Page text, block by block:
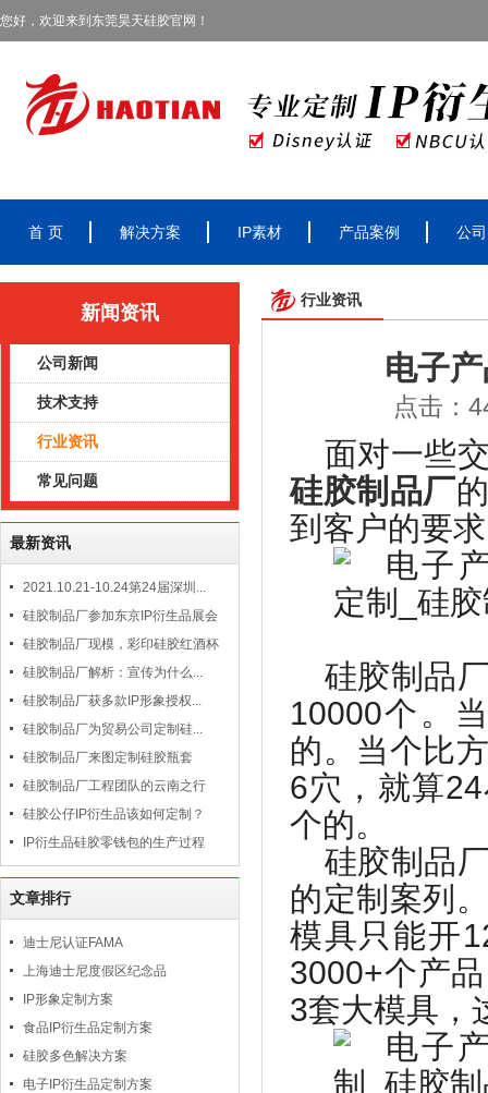
您好，欢迎来到东莞昊天硅胶官网！
首 页 解决方案 IP素材 产品案例 公
新闻资讯
公司新闻
技术支持
行业资讯
常见问题
最新资讯
2021.10.21-10.24第24届深圳...
硅胶制品厂参加东京IP衍生品展会
硅胶制品厂现模，彩印硅胶红酒杯
硅胶制品厂解析：宣传为什么...
硅胶制品厂获多款IP形象授权...
硅胶制品厂为贸易公司定制硅...
硅胶制品厂来图定制硅胶瓶套
硅胶制品厂工程团队的云南之行
硅胶公仔IP衍生品该如何定制？
IP衍生品硅胶零钱包的生产过程
文章排行
迪士尼认证FAMA
上海迪士尼度假区纪念品
IP形象定制方案
食品IP衍生品定制方案
硅胶多色解决方案
电子IP衍生品定制方案
行业资讯
电子
点击：
面对一些
硅胶制品厂
到客户的要
硅胶制品
10000个。
的。当个比
6穴，就算24
个的。
硅胶制品
的定制案列
模具只能开
3000+个产
3套大模具，